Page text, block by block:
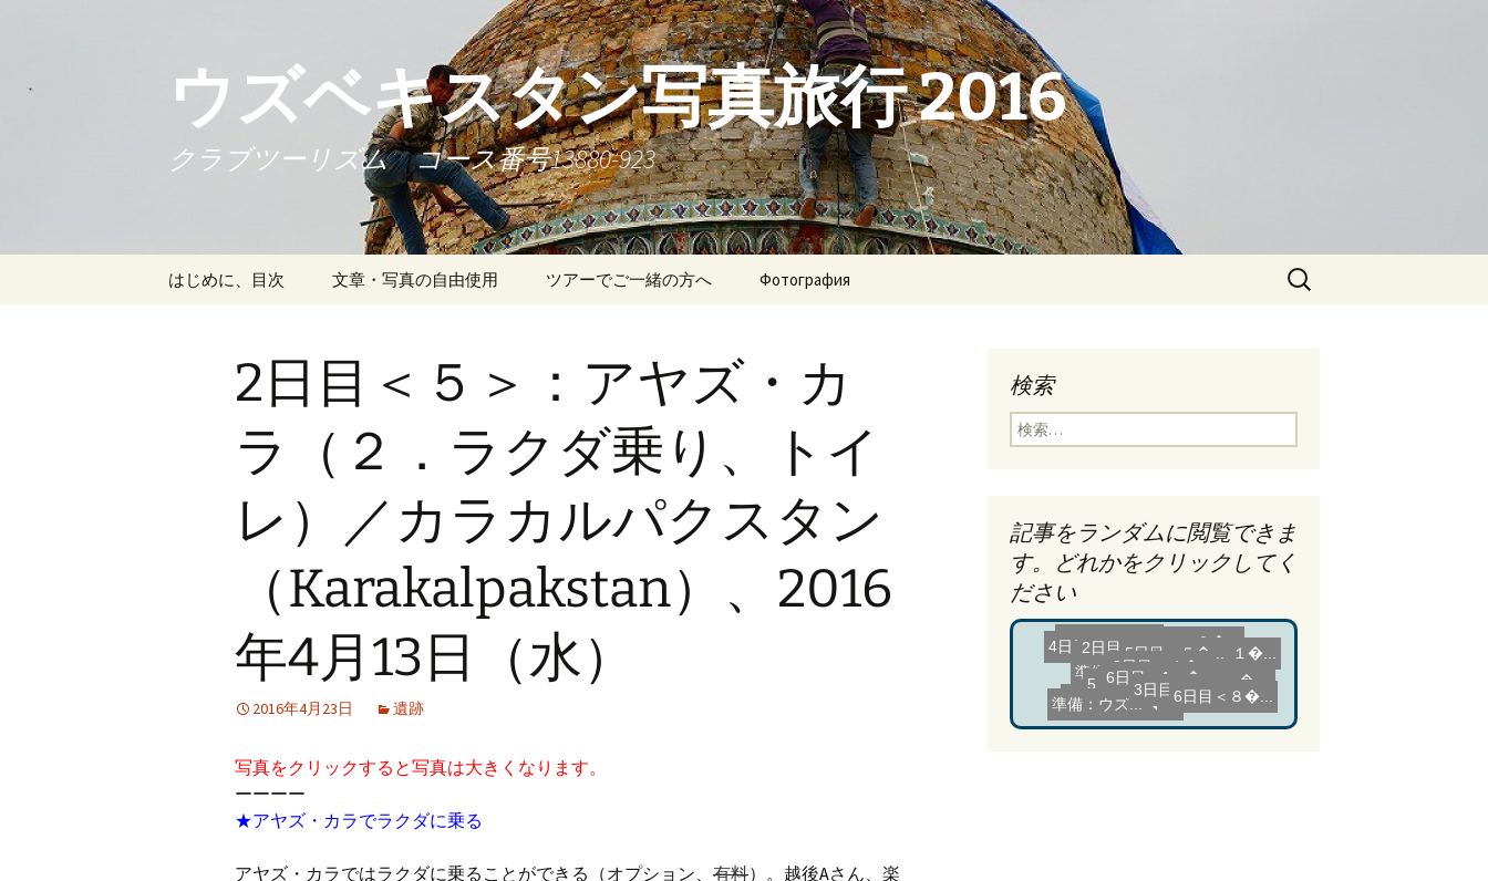
プ
ウズベキスタン写真旅行 2016
クラブツーリズム コース番号13880-923
はじめに、目次 文章・写真の自由使用 ツアーでご一緒の方へ Фотография
15 апреля 2016
16 апреля 2016
17 апреля 2016
18 апреля 2016
検
索:
2日目＜５＞：アヤズ・カ
ラ（２．ラクダ乗り、トイ
レ）／カラカルパクスタン
（Karakalpakstan）、2016
年4月13日（水）
2016年4月23日 遺跡
写真をクリックすると写真は大きくなります。
ーーーー
★アヤズ・カラでラクダに乗る
アヤズ・カラではラクダに乗ることができる（オプション、 有料）。越後Aさん、楽
検索
検
索:
記事をランダムに閲覧できま
す。どれかをクリックしてく
ださい
準備：5泊�...
5日目＜３�...
4日目＜４�...
4日目＜７�...
2日目＜９�...
7日目＜７�...
3日目＜１�...
3日目＜１�...
3日目＜８�...
1日目＜２�...
2日目＜２�...7日目＜２�...
準備：3・4�...
5日目＜２�...
準備：ウズ...
準備：出発...
7日目＜１�...
5日目＜５�...
3日目＜２�...
3日目＜４�...
7日目＜４�...
4日目＜６�...
6日目＜1＞�...
3日目＜７�...
6日目＜８�...